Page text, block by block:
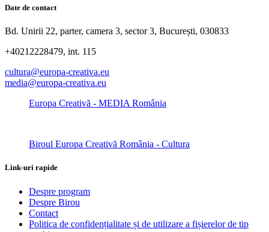
Date de contact
Bd. Unirii 22, parter, camera 3, sector 3, București, 030833
+40212228479, int. 115
cultura@europa-creativa.eu
media@europa-creativa.eu
Europa Creativă - MEDIA România
Biroul Europa Creativă România - Cultura
Link-uri rapide
Despre program
Despre Birou
Contact
Politica de confidențialitate și de utilizare a fișierelor de tip